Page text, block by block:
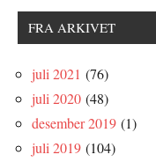
FRA ARKIVET
juli 2021 (76)
juli 2020 (48)
desember 2019 (1)
juli 2019 (104)